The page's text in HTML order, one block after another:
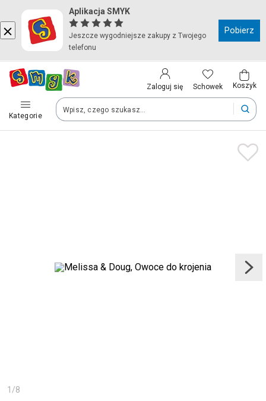
Aplikacja SMYK
Jeszcze wygodniejsze zakupy z Twojego
telefonu
Pobierz
Zaloguj się Schowek Koszyk
Kategorie
Kraj i język
Polska (Poland)
Twoje zamówienia dostarczymy na teren wybranego kraju.
Zapisz
1 /8